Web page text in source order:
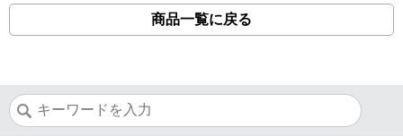
商品一覧に戻る